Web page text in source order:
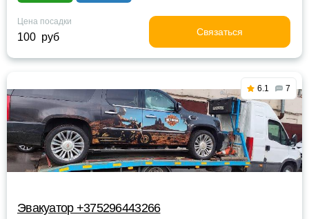
Цена посадки
100 руб Связаться
6.1 7
Эвакуатор +375296443266